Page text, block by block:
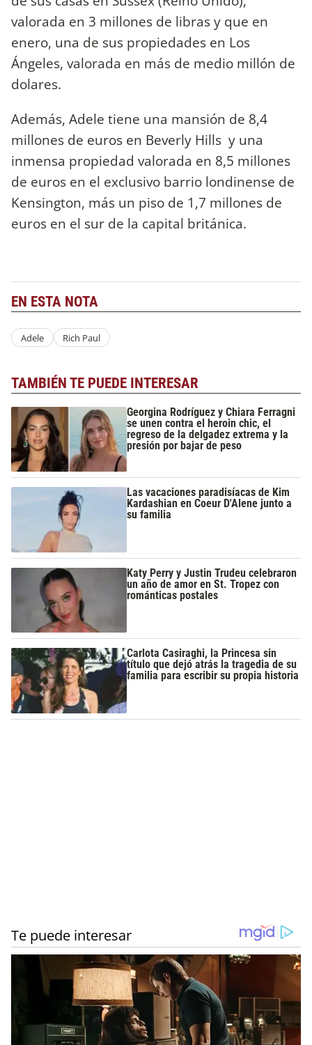
valorada en 3 millones de libras y que en
enero, una de sus propiedades en Los
Ángeles, valorada en más de medio millón de
dolares.
Además, Adele tiene una mansión de 8,4
millones de euros en Beverly Hills y una
inmensa propiedad valorada en 8,5 millones
de euros en el exclusivo barrio londinense de
Kensington, más un piso de 1,7 millones de
euros en el sur de la capital británica.
EN ESTA NOTA
Adele Rich Paul
TAMBIÉN TE PUEDE INTERESAR
Georgina Rodríguez y Chiara Ferragni
se unen contra el heroin chic, el
regreso de la delgadez extrema y la
presión por bajar de peso
Las vacaciones paradisíacas de Kim
Kardashian en Coeur D'Alene junto a
su familia
Katy Perry y Justin Trudeu celebraron
un año de amor en St. Tropez con
románticas postales
Carlota Casiraghi, la Princesa sin
título que dejó atrás la tragedia de su
familia para escribir su propia historia